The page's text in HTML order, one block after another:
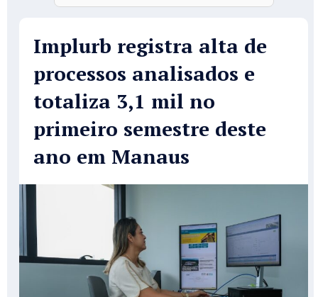
Implurb registra alta de
processos analisados e
totaliza 3,1 mil no
primeiro semestre deste
ano em Manaus